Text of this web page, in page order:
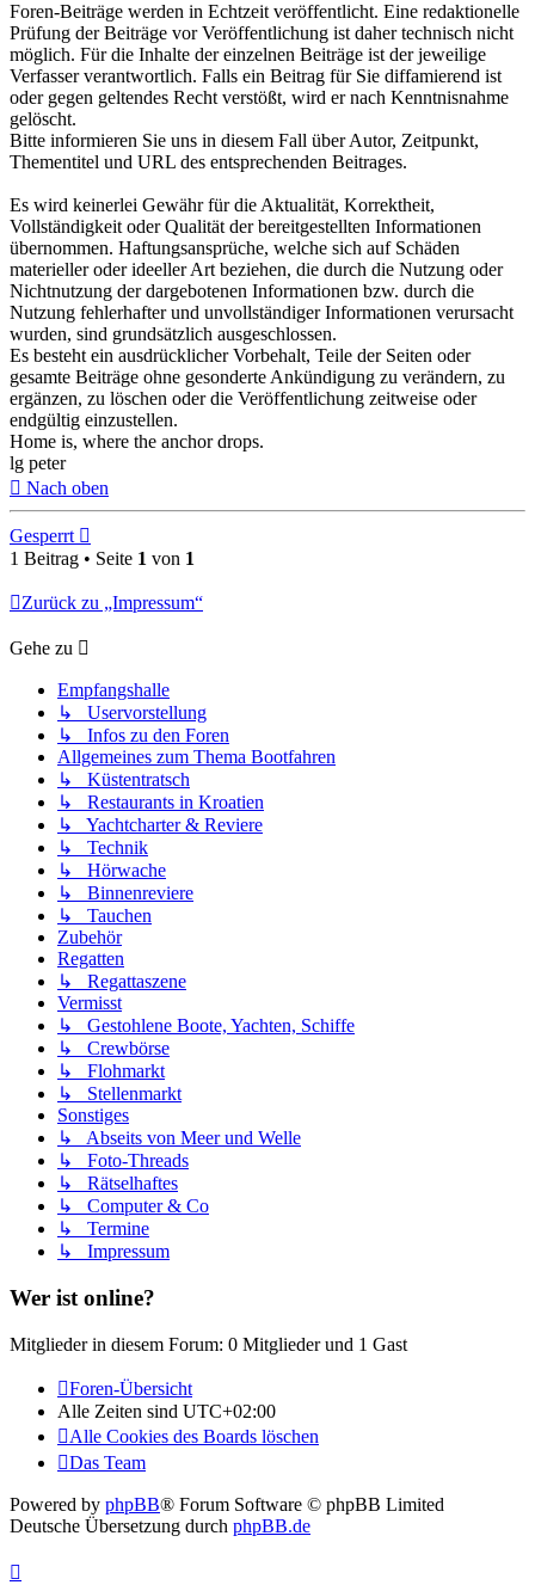
Foren-Beiträge werden in Echtzeit veröffentlicht. Eine redaktionelle
Prüfung der Beiträge vor Veröffentlichung ist daher technisch nicht
möglich. Für die Inhalte der einzelnen Beiträge ist der jeweilige
Verfasser verantwortlich. Falls ein Beitrag für Sie diffamierend ist
oder gegen geltendes Recht verstößt, wird er nach Kenntnisnahme
gelöscht.
Bitte informieren Sie uns in diesem Fall über Autor, Zeitpunkt,
Thementitel und URL des entsprechenden Beitrages.
Es wird keinerlei Gewähr für die Aktualität, Korrektheit,
Vollständigkeit oder Qualität der bereitgestellten Informationen
übernommen. Haftungsansprüche, welche sich auf Schäden
materieller oder ideeller Art beziehen, die durch die Nutzung oder
Nichtnutzung der dargebotenen Informationen bzw. durch die
Nutzung fehlerhafter und unvollständiger Informationen verursacht
wurden, sind grundsätzlich ausgeschlossen.
Es besteht ein ausdrücklicher Vorbehalt, Teile der Seiten oder
gesamte Beiträge ohne gesonderte Ankündigung zu verändern, zu
ergänzen, zu löschen oder die Veröffentlichung zeitweise oder
endgültig einzustellen.
Home is, where the anchor drops.
lg peter
Nach oben
Gesperrt
1 Beitrag • Seite 1 von 1
Zurück zu „Impressum“
Gehe zu
Empfangshalle
↳ Uservorstellung
↳ Infos zu den Foren
Allgemeines zum Thema Bootfahren
↳ Küstentratsch
↳ Restaurants in Kroatien
↳ Yachtcharter & Reviere
↳ Technik
↳ Hörwache
↳ Binnenreviere
↳ Tauchen
Zubehör
Regatten
↳ Regattaszene
Vermisst
↳ Gestohlene Boote, Yachten, Schiffe
↳ Crewbörse
↳ Flohmarkt
↳ Stellenmarkt
Sonstiges
↳ Abseits von Meer und Welle
↳ Foto-Threads
↳ Rätselhaftes
↳ Computer & Co
↳ Termine
↳ Impressum
Wer ist online?
Mitglieder in diesem Forum: 0 Mitglieder und 1 Gast
Foren-Übersicht
Alle Zeiten sind UTC+02:00
Alle Cookies des Boards löschen
Das Team
Powered by phpBB® Forum Software © phpBB Limited
Deutsche Übersetzung durch phpBB.de